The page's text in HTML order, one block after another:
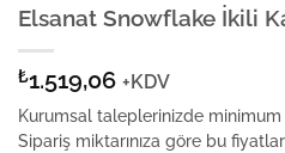
Elsanat Snowflake İkili
₺1.519,06 +KDV
Kurumsal taleplerinizde minimum
Sipariş miktarınıza göre bu